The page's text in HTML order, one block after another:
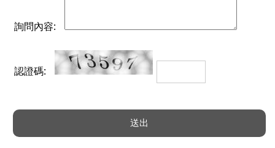
詢問內容:
認證碼: